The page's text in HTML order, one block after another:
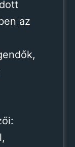
az